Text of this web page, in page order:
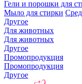
Гели и порошки для
Мыло для стирки
Другое
Для животных
Для животных
Другое
Промопродукция
Промопродукция
Другое